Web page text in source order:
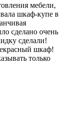
мебели,
шкаф-купе в
сделано очень
сделали!
шкаф!
только